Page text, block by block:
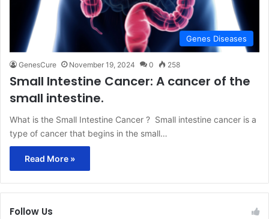
Genes Diseases
GenesCure November 19, 2024 0 258
Small Intestine Cancer: A cancer of the
small intestine.
What is the Small Intestine Cancer ? Small intestine cancer is a
type of cancer that begins in the small…
Read More »
Follow Us